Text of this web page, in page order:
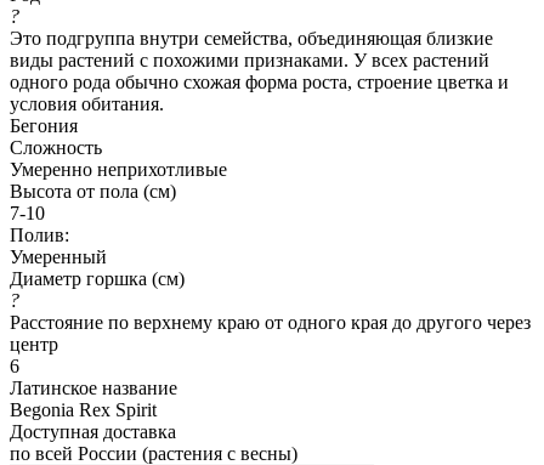
?
Это подгруппа внутри семейства, объединяющая близкие
виды растений с похожими признаками. У всех растений
одного рода обычно схожая форма роста, строение цветка и
условия обитания.
Бегония
Сложность
Умеренно неприхотливые
Высота от пола (см)
7-10
Полив:
Умеренный
Диаметр горшка (см)
?
Расстояние по верхнему краю от одного края до другого через
центр
6
Латинское название
Begonia Rex Spirit
Доступная доставка
по всей России (растения с весны)